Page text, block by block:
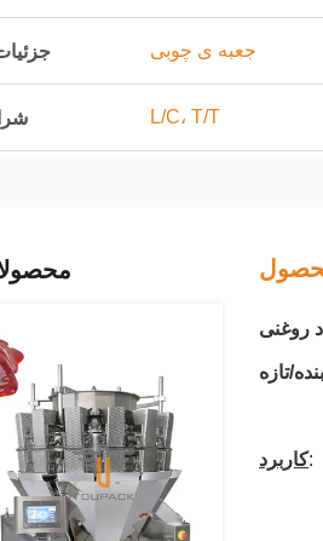
جعبه ی چوبی
L/C، T/T
کاربرد: